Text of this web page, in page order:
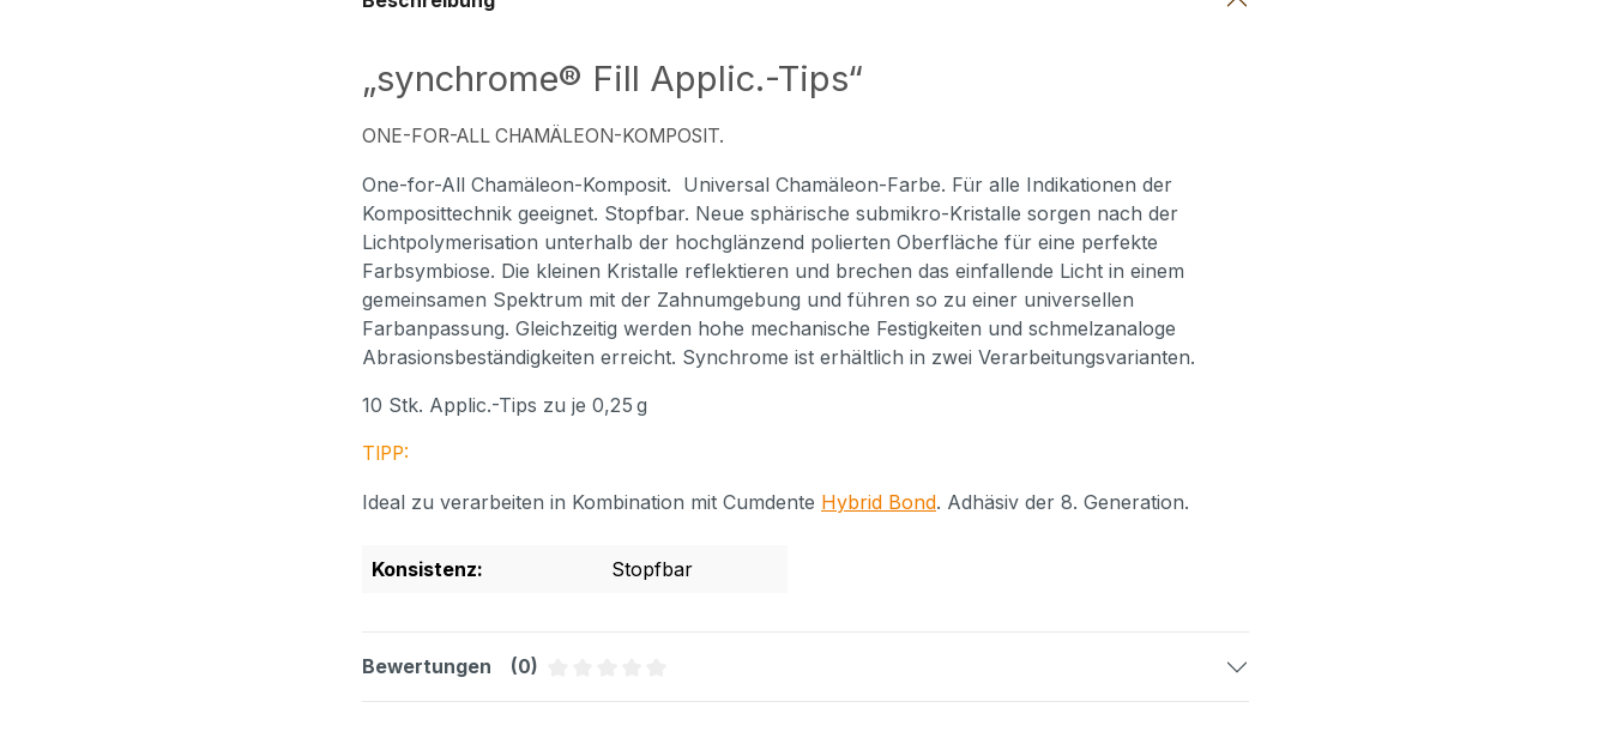
„synchrome® Fill Applic.-Tips“
ONE-FOR-ALL CHAMÄLEON-KOMPOSIT.
One-for-All Chamäleon-Komposit. Universal Chamäleon-Farbe. Für alle Indikationen der
Komposittechnik geeignet. Stopfbar. Neue sphärische submikro-Kristalle sorgen nach der
Lichtpolymerisation unterhalb der hochglänzend polierten Oberfläche für eine perfekte
Farbsymbiose. Die kleinen Kristalle reflektieren und brechen das einfallende Licht in einem
gemeinsamen Spektrum mit der Zahnumgebung und führen so zu einer universellen
Farbanpassung. Gleichzeitig werden hohe mechanische Festigkeiten und schmelzanaloge
Abrasionsbeständigkeiten erreicht. Synchrome ist erhältlich in zwei Verarbeitungsvarianten.
10 Stk. Applic.-Tips zu je 0,25 g
TIPP:
Ideal zu verarbeiten in Kombination mit Cumdente Hybrid Bond. Adhäsiv der 8. Generation.
Konsistenz: Stopfbar
Bewertungen
(0)